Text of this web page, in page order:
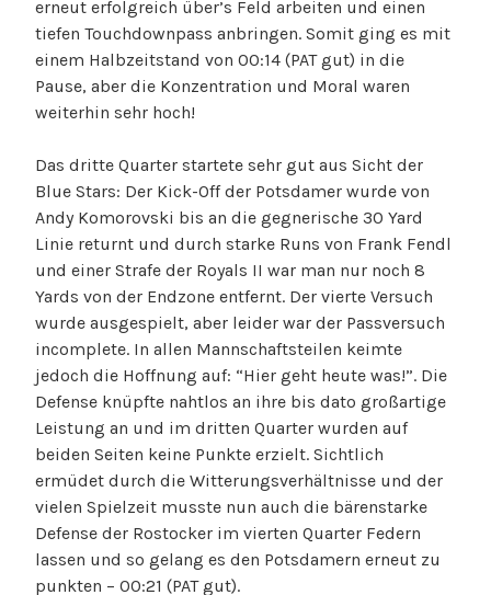
erneut erfolgreich über’s Feld arbeiten und einen
tiefen Touchdownpass anbringen. Somit ging es mit
einem Halbzeitstand von 00:14 (PAT gut) in die
Pause, aber die Konzentration und Moral waren
weiterhin sehr hoch!
Das dritte Quarter startete sehr gut aus Sicht der
Blue Stars: Der Kick-Off der Potsdamer wurde von
Andy Komorovski bis an die gegnerische 30 Yard
Linie returnt und durch starke Runs von Frank Fendl
und einer Strafe der Royals II war man nur noch 8
Yards von der Endzone entfernt. Der vierte Versuch
wurde ausgespielt, aber leider war der Passversuch
incomplete. In allen Mannschaftsteilen keimte
jedoch die Hoffnung auf: “Hier geht heute was!”. Die
Defense knüpfte nahtlos an ihre bis dato großartige
Leistung an und im dritten Quarter wurden auf
beiden Seiten keine Punkte erzielt. Sichtlich
ermüdet durch die Witterungsverhältnisse und der
vielen Spielzeit musste nun auch die bärenstarke
Defense der Rostocker im vierten Quarter Federn
lassen und so gelang es den Potsdamern erneut zu
punkten – 00:21 (PAT gut).